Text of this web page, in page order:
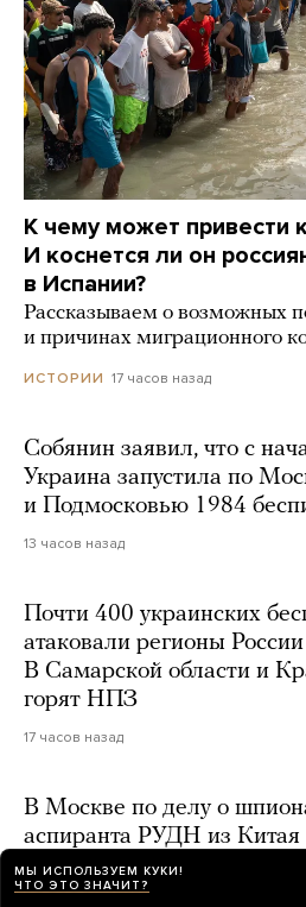
К чему может привести
И коснется ли он
в Испании?
Рассказываем о возможных
и причинах миграционного
ИСТОРИИ 17 часов назад
Собянин заявил, что с
Украина запустила по
и Подмосковью 1984
13 часов назад
Почти 400 украинских
атаковали регионы
В Самарской области и
горят НПЗ
17 часов назад
В Москве по делу о
аспиранта РУДН из Китая
14 часов назад
МЫ ИСПОЛЬЗУЕМ КУКИ!
ЧТО ЭТО ЗНАЧИТ?